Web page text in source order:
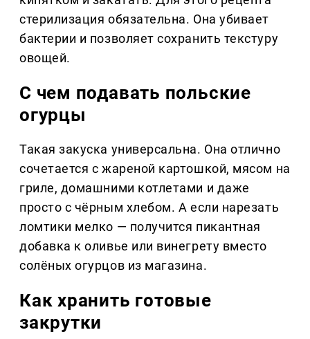
стерилизация обязательна. Она убивает
бактерии и позволяет сохранить текстуру
овощей.
С чем подавать польские
огурцы
Такая закуска универсальна. Она отлично
сочетается с жареной картошкой, мясом на
гриле, домашними котлетами и даже
просто с чёрным хлебом. А если нарезать
ломтики мелко — получится пикантная
добавка к оливье или винегрету вместо
солёных огурцов из магазина.
Как хранить готовые
закрутки